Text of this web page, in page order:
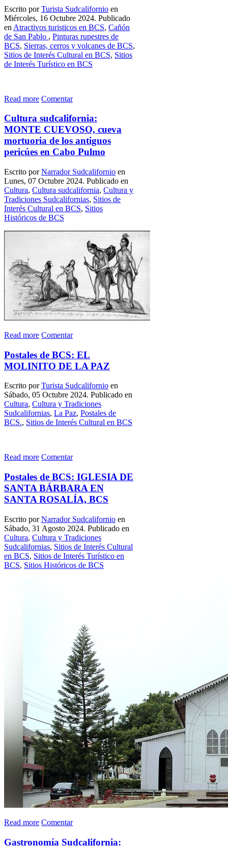
Escrito porTurista Sudcalifornio en
Miércoles, 16 Octubre 2024. Publicado
en Atractivos turisticos en BCS, Cañón
de San Pablo , Pinturas rupestres de
BCS, Sierras, cerros y volcanes de BCS,
Sitios de Interés Cultural en BCS, Sitios
de Interés Turístico en BCS
Read more Comentar
Cultura sudcalifornia:
MONTE CUEVOSO, cueva
mortuoria de los antiguos
pericúes en Cabo Pulmo
Escrito porNarrador Sudcalifornio en
Lunes, 07 Octubre 2024. Publicado en
Cultura, Cultura sudcalifornia, Cultura y
Tradiciones Sudcalifornias, Sitios de
Interés Cultural en BCS, Sitios
Históricos de BCS
Read more Comentar
Postales de BCS: EL
MOLINITO DE LA PAZ
Escrito porTurista Sudcalifornio en
Sábado, 05 Octubre 2024. Publicado en
Cultura, Cultura y Tradiciones
Sudcalifornias, La Paz, Postales de
BCS., Sitios de Interés Cultural en BCS
Read more Comentar
Postales de BCS: IGLESIA DE
SANTA BÁRBARA EN
SANTA ROSALÍA, BCS
Escrito porNarrador Sudcalifornio en
Sábado, 31 Agosto 2024. Publicado en
Cultura, Cultura y Tradiciones
Sudcalifornias, Sitios de Interés Cultural
en BCS, Sitios de Interés Turístico en
BCS, Sitios Históricos de BCS
Read more Comentar
Gastronomía Sudcalifornia: